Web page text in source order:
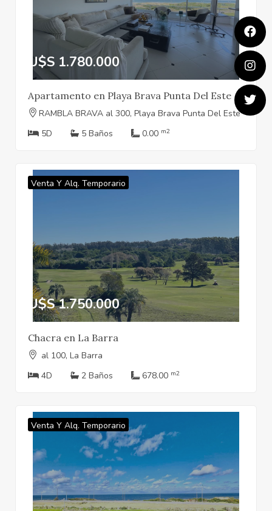
U$S 1.780.000
Apartamento en Playa Brava Punta Del Este
RAMBLA BRAVA al 300, Playa Brava Punta Del Este
5D
5 Baños 0.00 m2
Venta Y Alq. Temporario
U$S 1.750.000
Chacra en La Barra
al 100, La Barra
4D
2 Baños 678.00 m2
Venta Y Alq. Temporario